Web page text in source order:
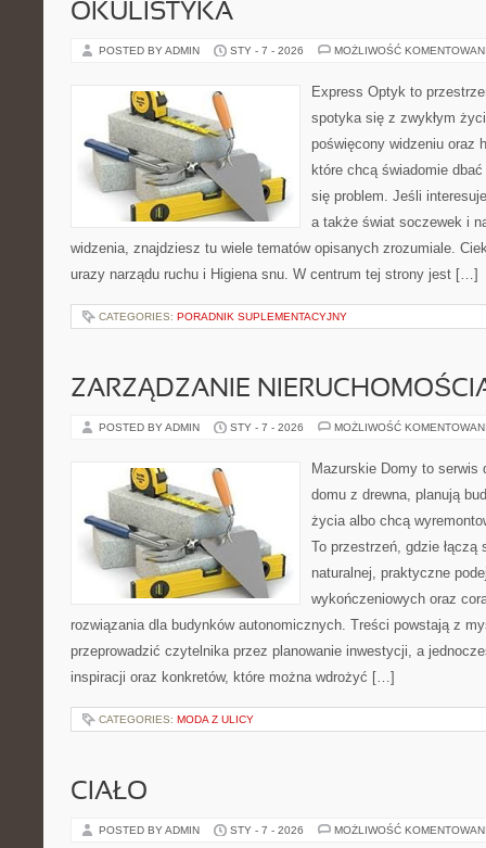
OKULISTYKA
POSTED BY ADMIN STY - 7 - 2026 MOŻLIWOŚĆ
Express Optyk to
spotyka się z zwykłym
poświęcony widzeniu oraz
które chcą świadomie
się problem. Jeśli
a także świat soczewek i
widzenia, znajdziesz tu wiele tematów opisanych zrozumiale.
urazy narządu ruchu i Higiena snu. W centrum tej strony jest […]
CATEGORIES: PORADNIK SUPLEMENTACYJNY
ZARZĄDZANIE
POSTED BY ADMIN STY - 7 - 2026 MOŻLIWOŚĆ
Mazurskie Domy to serwis
domu z drewna, planują
życia albo chcą
To przestrzeń, gdzie
naturalnej, praktyczne
wykończeniowych oraz
rozwiązania dla budynków autonomicznych. Treści powstają z
przeprowadzić czytelnika przez planowanie inwestycji, a
inspiracji oraz konkretów, które można wdrożyć […]
CATEGORIES: MODA Z ULICY
CIAŁO
POSTED BY ADMIN STY - 7 - 2026 MOŻLIWOŚĆ